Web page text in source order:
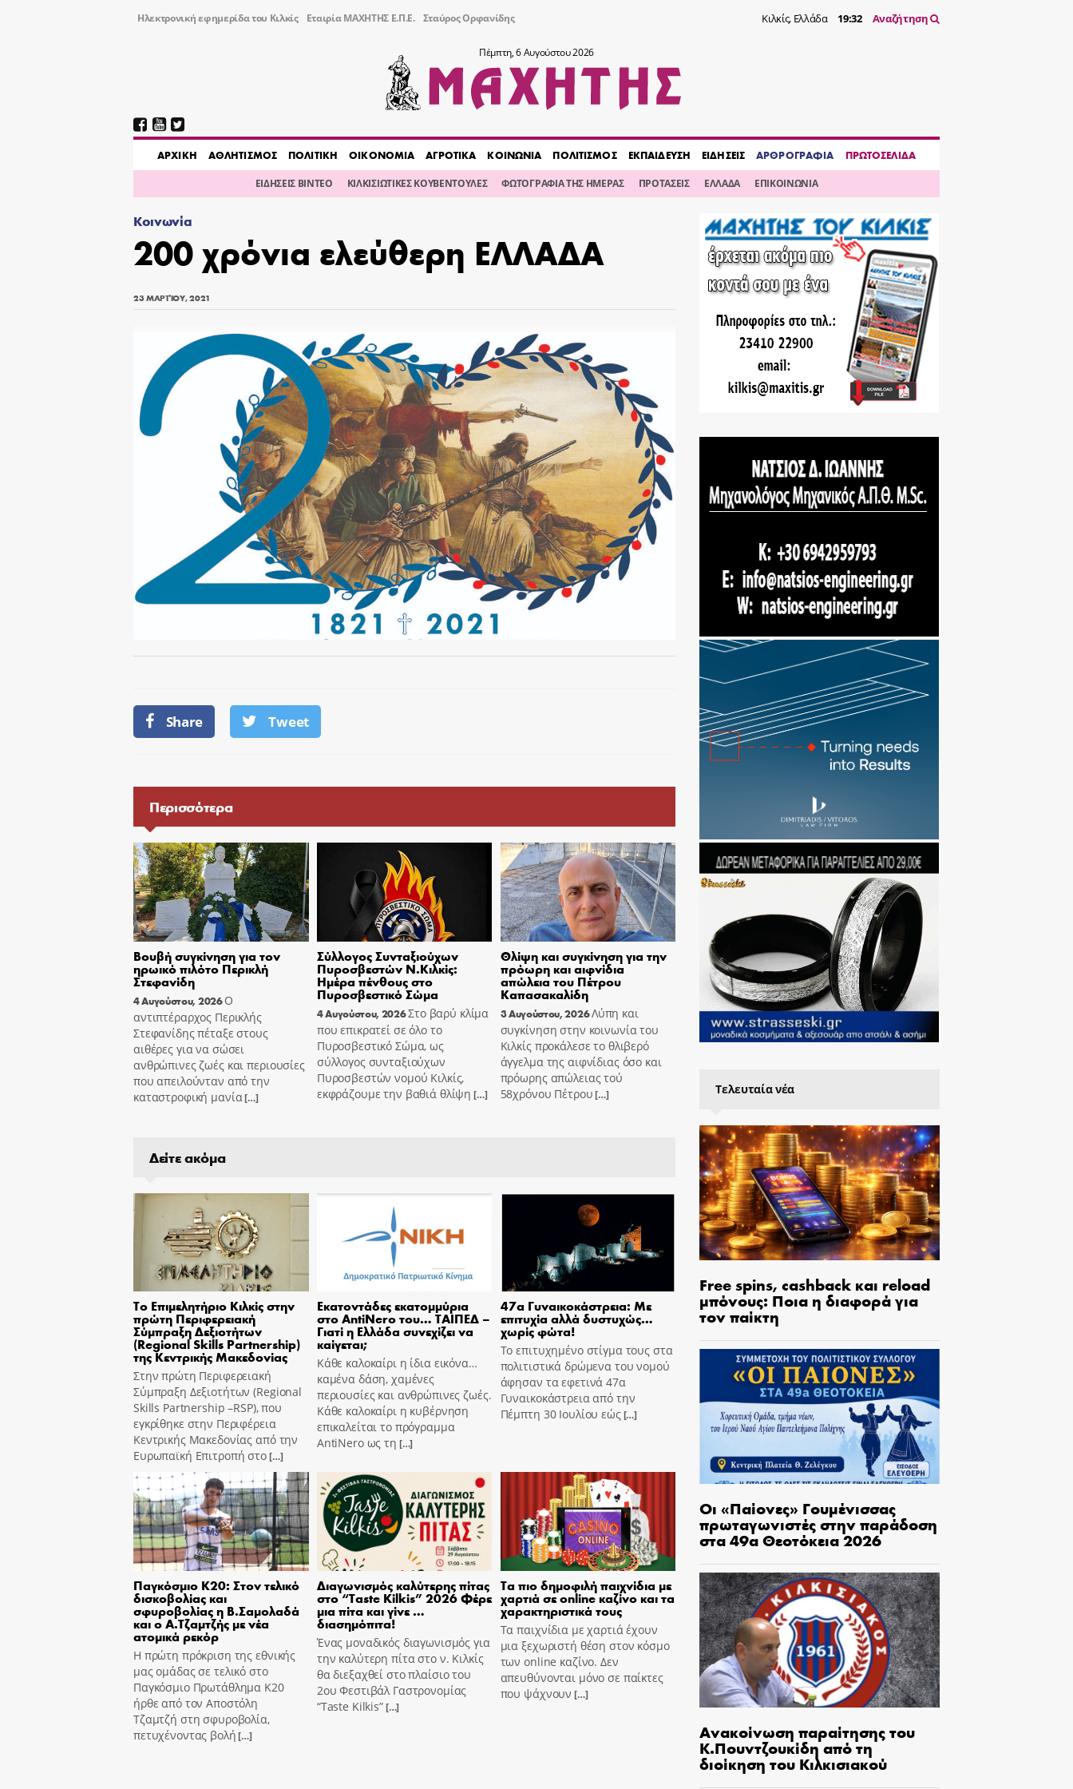
Ηλεκτρονική εφημερίδα του Κιλκίς Εταιρία ΜΑΧΗΤΗΣ Ε.Π.Ε. Σταύρος Ορφανίδης Κιλκίς, Ελλάδα 19:32 Αναζήτηση
Πέμπτη, 6 Αυγούστου 2026
AΡΧΙΚΗ ΑΘΛΗΤΙΣΜΟΣ ΠΟΛΙΤΙΚΗ ΟΙΚΟΝΟΜΙΑ ΑΓΡΟΤΙΚΑ ΚΟΙΝΩΝΙΑ ΠΟΛΙΤΙΣΜΟΣ ΕΚΠΑΙΔΕΥΣΗ ΕΙΔΗΣΕΙΣ ΑΡΘΡΟΓΡΑΦΙΑ ΠΡΩΤΟΣΕΛΙΔΑ
ΕΙΔΗΣΕΙΣ ΒΙΝΤΕΟ ΚΙΛΚΙΣΙΩΤΙΚΕΣ ΚΟΥΒΕΝΤΟΥΛΕΣ ΦΩΤΟΓΡΑΦΙΑ ΤΗΣ ΗΜΕΡΑΣ ΠΡΟΤΑΣΕΙΣ ΕΛΛΑΔΑ ΕΠΙΚΟΙΝΩΝΙΑ
Κοινωνία
200 χρόνια ελεύθερη ΕΛΛΑΔΑ
23 ΜΑΡΤΊΟΥ, 2021
Share Tweet
Περισσότερα
Βουβή συγκίνηση για τον
ηρωικό πιλότο Περικλή
Στεφανίδη
4 Αυγούστου, 2026Ο
αντιπτέραρχος Περικλής
Στεφανίδης πέταξε στους
αιθέρες για να σώσει
ανθρώπινες ζωές και περιουσίες
που απειλούνταν από την
καταστροφική μανία[…]
Σύλλογος Συνταξιούχων
Πυροσβεστών Ν.Κιλκίς:
Ημέρα πένθους στο
Πυροσβεστικό Σώμα
4 Αυγούστου, 2026Στο βαρύ κλίμα
που επικρατεί σε όλο το
Πυροσβεστικό Σώμα, ως
σύλλογος συνταξιούχων
Πυροσβεστών νομού Κιλκίς,
εκφράζουμε την βαθιά θλίψη […]
Θλίψη και συγκίνηση για την
πρόωρη και αιφνίδια
απώλεια του Πέτρου
Καπασακαλίδη
3 Αυγούστου, 2026Λύπη και
συγκίνηση στην κοινωνία του
Κιλκίς προκάλεσε το θλιβερό
άγγελμα της αιφνίδιας όσο και
πρόωρης απώλειας τού
58χρόνου Πέτρου[…]
Δείτε ακόμα
Το Επιμελητήριο Κιλκίς στην
πρώτη Περιφερειακή
Σύμπραξη Δεξιοτήτων
(Regional Skills Partnership)
της Κεντρικής Μακεδονίας
Στην πρώτη Περιφερειακή
Σύμπραξη Δεξιοτήτων (Regional
Skills Partnership –RSP), που
εγκρίθηκε στην Περιφέρεια
Κεντρικής Μακεδονίας από την
Ευρωπαϊκή Επιτροπή στο[…]
Εκατοντάδες εκατομμύρια
στο AntiNero του… ΤΑΙΠΕΔ –
Γιατί η Ελλάδα συνεχίζει να
καίγεται;
Κάθε καλοκαίρι η ίδια εικόνα…
καμένα δάση, χαμένες
περιουσίες και ανθρώπινες ζωές.
Κάθε καλοκαίρι η κυβέρνηση
επικαλείται το πρόγραμμα
AntiNero ως τη […]
47α Γυναικοκάστρεια: Με
επιτυχία αλλά δυστυχώς…
χωρίς φώτα!
Το επιτυχημένο στίγμα τους στα
πολιτιστικά δρώμενα του νομού
άφησαν τα εφετινά 47α
Γυναικοκάστρεια από την
Πέμπτη 30 Ιουλίου εώς[…]
Παγκόσμιο Κ20: Στον τελικό
δισκοβολίας και
σφυροβολίας η Β.Σαμολαδά
και ο Α.Τζαμτζής με νέα
ατομικά ρεκόρ
Η πρώτη πρόκριση της εθνικής
μας ομάδας σε τελικό στο
Παγκόσμιο Πρωτάθλημα Κ20
ήρθε από τον Αποστόλη
Τζαμτζή στη σφυροβολία,
πετυχένοντας βολή[…]
Διαγωνισμός καλύτερης πίτας
στο “Taste Kilkis” 2026 Φέρε
μια πίτα και γίνε …
διασημόπιτα!
Ένας μοναδικός διαγωνισμός για
την καλύτερη πίτα στο ν. Κιλκίς
θα διεξαχθεί στο πλαίσιο του
2ου Φεστιβάλ Γαστρονομίας
“Taste Kilkis”[…]
Τα πιο δημοφιλή παιχνίδια με
χαρτιά σε online καζίνο και τα
χαρακτηριστικά τους
Τα παιχνίδια με χαρτιά έχουν
μια ξεχωριστή θέση στον κόσμο
των online καζίνο. Δεν
απευθύνονται μόνο σε παίκτες
που ψάχνουν […]
Τελευταία νέα
Free spins, cashback και reload
μπόνους: Ποια η διαφορά για
τον παίκτη
Οι «Παίονες» Γουμένισσας
πρωταγωνιστές στην παράδοση
στα 49α Θεοτόκεια 2026
Ανακοίνωση παραίτησης του
Κ.Πουντζουκίδη από τη
διοίκηση του Κιλκισιακού